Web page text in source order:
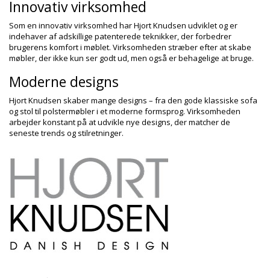
Innovativ virksomhed
Som en innovativ virksomhed har Hjort Knudsen udviklet og er
indehaver af adskillige patenterede teknikker, der forbedrer
brugerens komfort i møblet. Virksomheden stræber efter at skabe
møbler, der ikke kun ser godt ud, men også er behagelige at bruge.
Moderne designs
Hjort Knudsen skaber mange designs – fra den gode klassiske sofa
og stol til polstermøbler i et moderne formsprog. Virksomheden
arbejder konstant på at udvikle nye designs, der matcher de
seneste trends og stilretninger.